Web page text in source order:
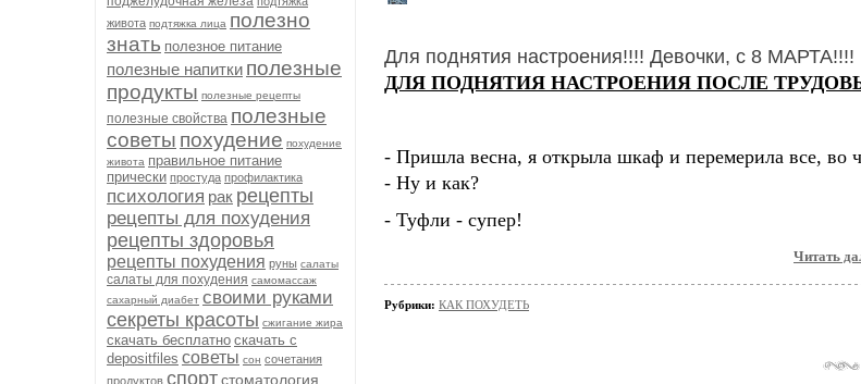
живота подтяжка лица полезно
знать полезное питание
полезные напитки полезные
продукты полезные рецепты
полезные свойства полезные
советы похудение похудение
живота правильное питание
прически простуда профилактика
психология рак рецепты
рецепты для похудения
рецепты здоровья
рецепты похудения руны салаты
салаты для похудения самомассаж
сахарный диабет своими руками
секреты красоты сжигание жира
скачать бесплатно скачать с
depositfiles советы сон сочетания
продуктов спортстоматология
Для поднятия настроения!!!! Девочки, с 8 МАРТА!!!!
ДЛЯ ПОДНЯТИЯ НАСТРОЕНИЯ ПОСЛЕ
- Пришла весна, я открыла шкаф и перемерила все, во
- Ну и как?
- Туфли - супер!
Читать
Рубрики: КАК ПОХУДЕТЬ